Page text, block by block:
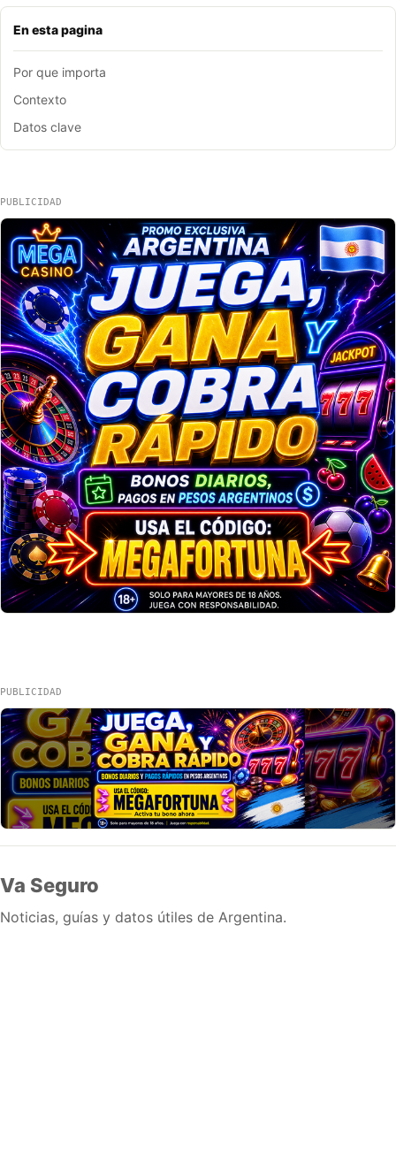
En esta pagina
Por que importa
Contexto
Datos clave
PUBLICIDAD
PUBLICIDAD
Va Seguro
Noticias, guías y datos útiles de Argentina.